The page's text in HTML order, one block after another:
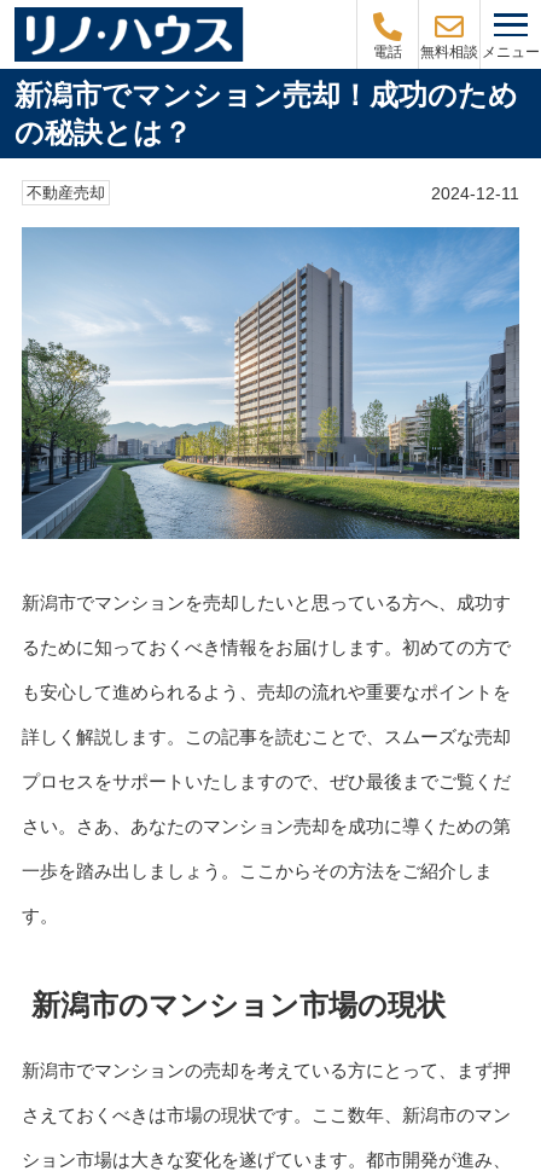
電話 無料相談 メニュー
新潟市でマンション売却！成功のため
の秘訣とは？
不動産売却 2024-12-11
新潟市でマンションを売却したいと思っている方へ、成功す
るために知っておくべき情報をお届けします。初めての方で
も安心して進められるよう、売却の流れや重要なポイントを
詳しく解説します。この記事を読むことで、スムーズな売却
プロセスをサポートいたしますので、ぜひ最後までご覧くだ
さい。さあ、あなたのマンション売却を成功に導くための第
一歩を踏み出しましょう。ここからその方法をご紹介しま
す。
新潟市のマンション市場の現状
新潟市でマンションの売却を考えている方にとって、まず押
さえておくべきは市場の現状です。ここ数年、新潟市のマン
ション市場は大きな変化を遂げています。都市開発が進み、